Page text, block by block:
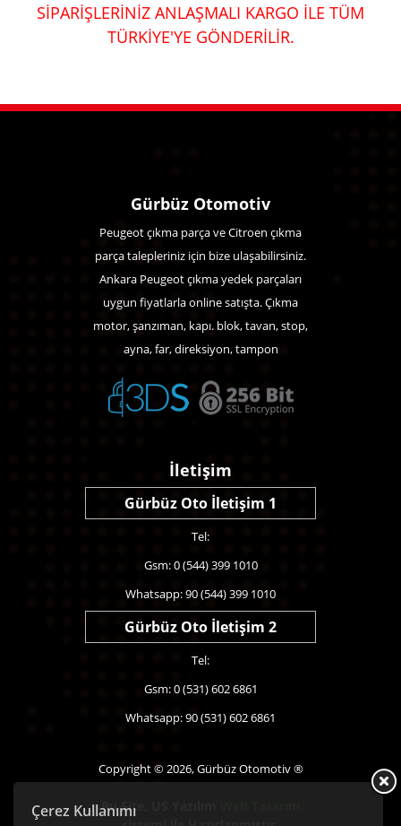
SİPARİŞLERİNİZ ANLAŞMALI KARGO İLE TÜM
TÜRKİYE'YE GÖNDERİLİR.
Çerez Kullanımı
Gürbüz Otomotiv
Peugeot çıkma parça ve Citroen çıkma
parça talepleriniz için bize ulaşabilirsiniz.
Ankara Peugeot çıkma yedek parçaları
uygun fiyatlarla online satışta. Çıkma
motor, şanzıman, kapı. blok, tavan, stop,
ayna, far, direksiyon, tampon
İletişim
Gürbüz Oto İletişim 1
Tel:
Gsm: 0 (544) 399 1010
Whatsapp: 90 (544) 399 1010
Gürbüz Oto İletişim 2
Tel:
Gsm: 0 (531) 602 6861
Whatsapp: 90 (531) 602 6861
Copyright © 2026, Gürbüz Otomotiv ®
Bu Site,